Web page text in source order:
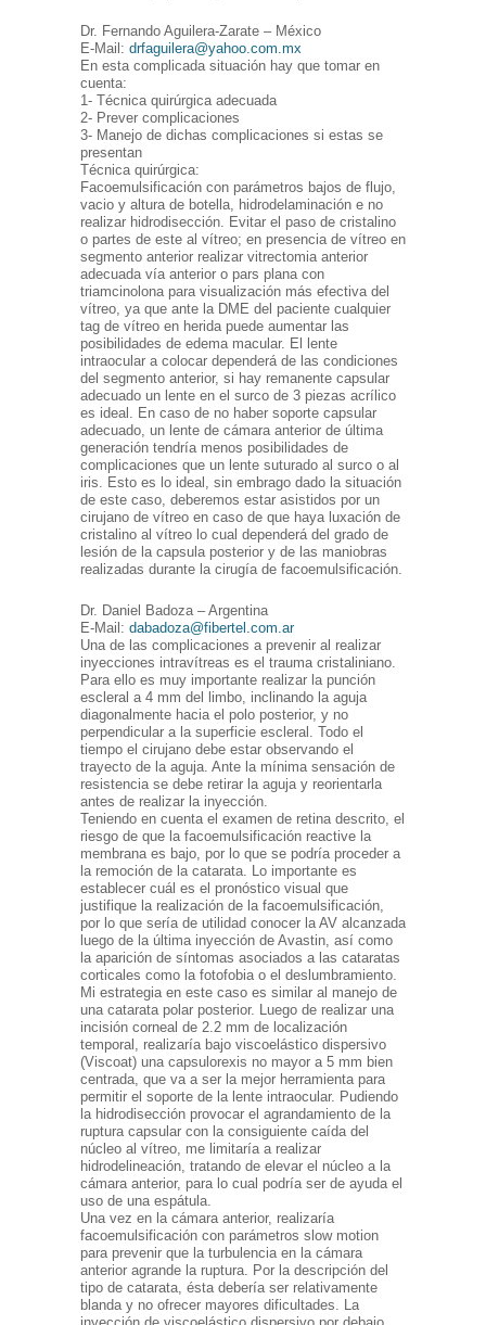
Dr. Fernando Aguilera-Zarate – México
E-Mail: drfaguilera@yahoo.com.mx
En esta complicada situación hay que tomar en
cuenta:
1- Técnica quirúrgica adecuada
2- Prever complicaciones
3- Manejo de dichas complicaciones si estas se
presentan
Técnica quirúrgica:
Facoemulsificación con parámetros bajos de flujo,
vacio y altura de botella, hidrodelaminación e no
realizar hidrodisección. Evitar el paso de cristalino
o partes de este al vítreo; en presencia de vítreo en
segmento anterior realizar vitrectomia anterior
adecuada vía anterior o pars plana con
triamcinolona para visualización más efectiva del
vítreo, ya que ante la DME del paciente cualquier
tag de vítreo en herida puede aumentar las
posibilidades de edema macular. El lente
intraocular a colocar dependerá de las condiciones
del segmento anterior, si hay remanente capsular
adecuado un lente en el surco de 3 piezas acrílico
es ideal. En caso de no haber soporte capsular
adecuado, un lente de cámara anterior de última
generación tendría menos posibilidades de
complicaciones que un lente suturado al surco o al
iris. Esto es lo ideal, sin embrago dado la situación
de este caso, deberemos estar asistidos por un
cirujano de vítreo en caso de que haya luxación de
cristalino al vítreo lo cual dependerá del grado de
lesión de la capsula posterior y de las maniobras
realizadas durante la cirugía de facoemulsificación.
Dr. Daniel Badoza – Argentina
E-Mail: dabadoza@fibertel.com.ar
Una de las complicaciones a prevenir al realizar
inyecciones intravítreas es el trauma cristaliniano.
Para ello es muy importante realizar la punción
escleral a 4 mm del limbo, inclinando la aguja
diagonalmente hacia el polo posterior, y no
perpendicular a la superficie escleral. Todo el
tiempo el cirujano debe estar observando el
trayecto de la aguja. Ante la mínima sensación de
resistencia se debe retirar la aguja y reorientarla
antes de realizar la inyección.
Teniendo en cuenta el examen de retina descrito, el
riesgo de que la facoemulsificación reactive la
membrana es bajo, por lo que se podría proceder a
la remoción de la catarata. Lo importante es
establecer cuál es el pronóstico visual que
justifique la realización de la facoemulsificación,
por lo que sería de utilidad conocer la AV alcanzada
luego de la última inyección de Avastin, así como
la aparición de síntomas asociados a las cataratas
corticales como la fotofobia o el deslumbramiento.
Mi estrategia en este caso es similar al manejo de
una catarata polar posterior. Luego de realizar una
incisión corneal de 2.2 mm de localización
temporal, realizaría bajo viscoelástico dispersivo
(Viscoat) una capsulorexis no mayor a 5 mm bien
centrada, que va a ser la mejor herramienta para
permitir el soporte de la lente intraocular. Pudiendo
la hidrodisección provocar el agrandamiento de la
ruptura capsular con la consiguiente caída del
núcleo al vítreo, me limitaría a realizar
hidrodelineación, tratando de elevar el núcleo a la
cámara anterior, para lo cual podría ser de ayuda el
uso de una espátula.
Una vez en la cámara anterior, realizaría
facoemulsificación con parámetros slow motion
para prevenir que la turbulencia en la cámara
anterior agrande la ruptura. Por la descripción del
tipo de catarata, ésta debería ser relativamente
blanda y no ofrecer mayores dificultades. La